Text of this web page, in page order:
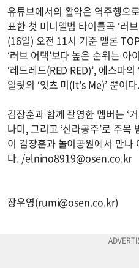
유튜브에서의 활약은 역주행으
표한 첫 미니앨범 타이틀곡 ‘러
(16일) 오전 11시 기준 멜론
‘러브 어택’보다 높은 순위는 아
‘레드레드(RED RED)’, 에스파
일릿의 ‘잇츠 미(It's Me)’ 뿐이다.
김장훈과 함께 촬영한 멤버는 ‘
나미, 그리고 ‘신라공주’로 주
이 김장훈과 놀이공원에서 만나
다. /elnino8919@osen.co.kr
장우영(rumi@osen.co.kr)